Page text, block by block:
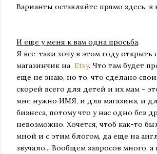
Варианты оставляйте прямо здесь, в
И еще у меня к вам одна просьба.
Я все-таки хочу в этом году открыть
магазинчик на Etsy. Что там будет
еще не знаю, но то, что сделано
скорей всего для детей и их мам -
мне нужно ИМЯ, и для магазина, и
бизнеса, потому что у нас одно без
невозможно. Хочется, чтоб как-то
мной и с этим блогом, да еще на
звучало... Вообщем запросов много, а